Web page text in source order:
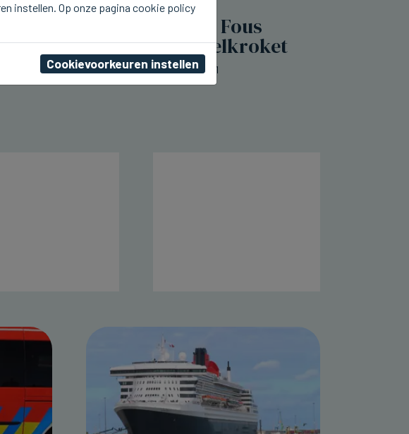
2
SIJSELE
Frituur Je m'en Fous
lanceert mosselkroket
do 06 augustus 2026, 00:11
instellen. Op onze pagina cookie policy
Cookievoorkeuren instellen